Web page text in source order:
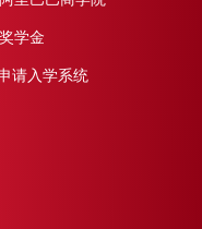
学金
请入学系统